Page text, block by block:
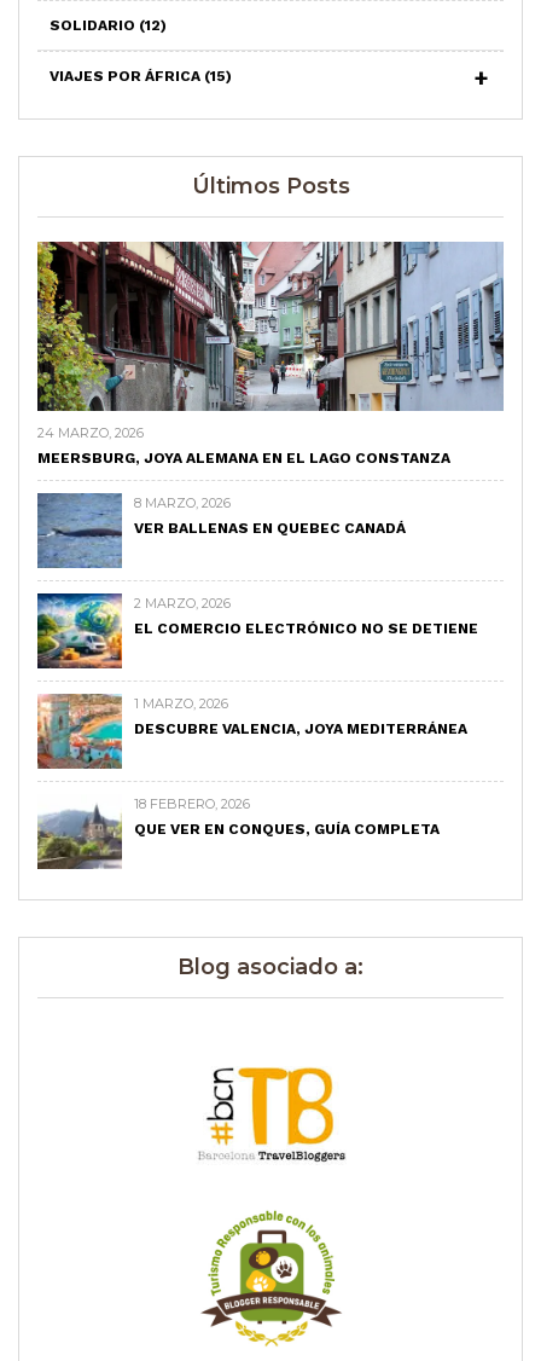
SOLIDARIO (12)
VIAJES POR ÁFRICA (15)
Últimos Posts
24 MARZO, 2026
MEERSBURG, JOYA ALEMANA EN EL LAGO CONSTANZA
8 MARZO, 2026
VER BALLENAS EN QUEBEC CANADÁ
2 MARZO, 2026
EL COMERCIO ELECTRÓNICO NO SE DETIENE
1 MARZO, 2026
DESCUBRE VALENCIA, JOYA MEDITERRÁNEA
18 FEBRERO, 2026
QUE VER EN CONQUES, GUÍA COMPLETA
Blog asociado a: